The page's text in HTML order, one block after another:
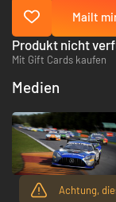
Mailt
Achtung,
Produkt nicht
Mit Gift Cards kaufen
Medien